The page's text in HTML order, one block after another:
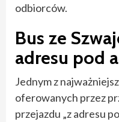
odbiorców.
Bus ze
adresu pod
Jednym z
oferowanych przez
przejazdu „z adresu